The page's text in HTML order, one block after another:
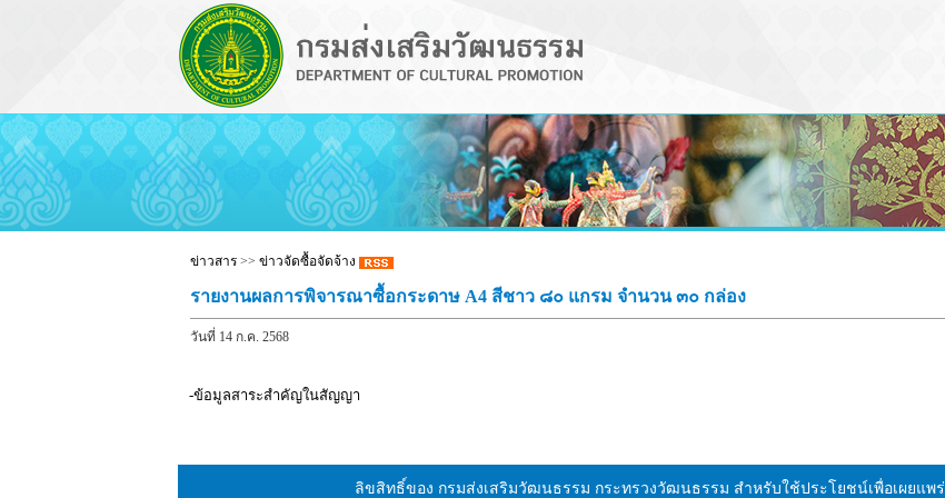
ข่าวสาร >> ข่าวจัดซื้อจัดจ้าง
รายงานผลการพิจารณาซื้อกระดาษ A4 สีชาว ๘๐ แกรม จำนวน ๓๐ กล่อง
วันที่ 14 ก.ค. 2568
-ข้อมูลสาระสำคัญในสัญญา
ลิขสิทธิ์ของ กรมส่งเสริมวัฒนธรรม กระทรวงวัฒนธรรม สำหรับใช้ประโยชน์เพื่อเผยแ